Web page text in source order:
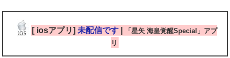
[ iosアプリ] 未配信です|
「星矢 海皇覚醒Special」アプ
リ